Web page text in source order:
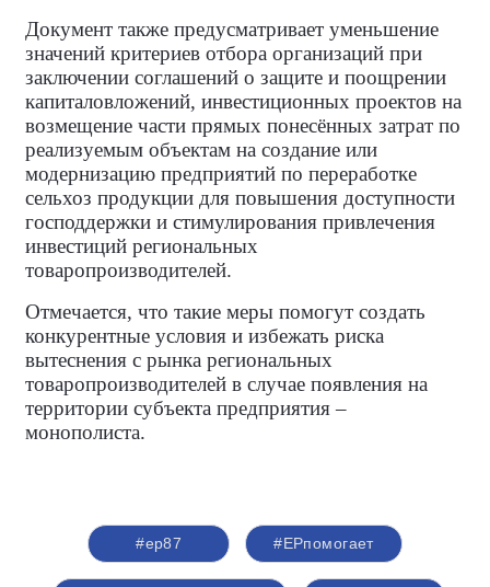
Документ также предусматривает уменьшение
значений критериев отбора организаций при
заключении соглашений о защите и поощрении
капиталовложений, инвестиционных проектов на
возмещение части прямых понесённых затрат по
реализуемым объектам на создание или
модернизацию предприятий по переработке
сельхоз продукции для повышения доступности
господдержки и стимулирования привлечения
инвестиций региональных
товаропроизводителей.
Отмечается, что такие меры помогут создать
конкурентные условия и избежать риска
вытеснения с рынка региональных
товаропроизводителей в случае появления на
территории субъекта предприятия –
монополиста.
#ер87 #ЕРпомогает